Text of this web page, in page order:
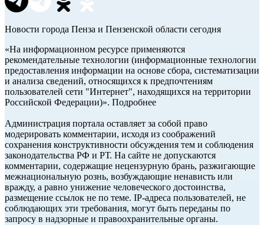
Новости города Пенза и Пензенской области сегодня
«На информационном ресурсе применяются
рекомендательные технологии (информационные технологии
предоставления информации на основе сбора, систематизации
и анализа сведений, относящихся к предпочтениям
пользователей сети "Интернет", находящихся на территории
Российской Федерации)». Подробнее
Администрация портала оставляет за собой право
модерировать комментарии, исходя из соображений
сохранения конструктивности обсуждения тем и соблюдения
законодательства РФ и РТ. На сайте не допускаются
комментарии, содержащие нецензурную брань, разжигающие
межнациональную рознь, возбуждающие ненависть или
вражду, а равно унижение человеческого достоинства,
размещение ссылок не по теме. IP-адреса пользователей, не
соблюдающих эти требования, могут быть переданы по
запросу в надзорные и правоохранительные органы.